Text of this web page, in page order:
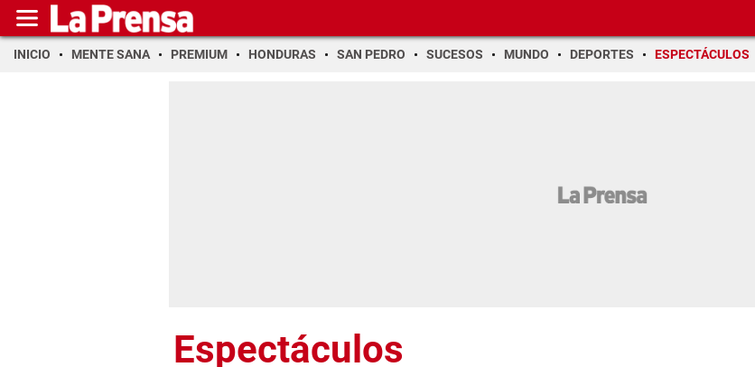
INICIO MENTE SANA PREMIUM HONDURAS SAN PEDRO SUCESOS MUNDO DEPORTES ESPECTÁCULOS
Espectáculos